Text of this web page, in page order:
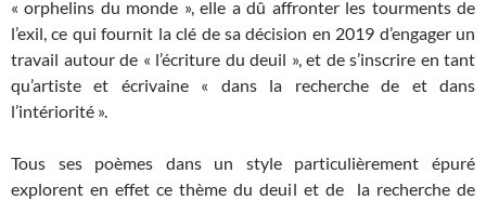
« orphelins du monde », elle a dû affronter les tourments de
l’exil, ce qui fournit la clé de sa décision en 2019 d’engager un
travail autour de « l’écriture du deuil », et de s’inscrire en tant
qu’artiste et écrivaine « dans la recherche de et dans
l’intériorité ».
Tous ses poèmes dans un style particulièrement épuré
explorent en effet ce thème du deuil et de la recherche de